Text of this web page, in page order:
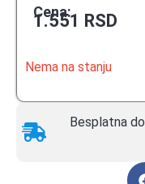
Cena:
1.551 RSD
Nema na stanju
Besplatna